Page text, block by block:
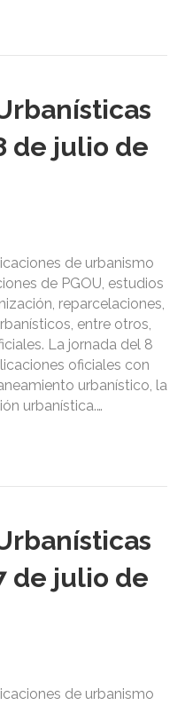
de julio de
de urbanismo
de PGOU, estudios
reparcelaciones,
entre otros,
La jornada del 8
oficiales con
urbanístico, la
urbanística.…
de julio de
de urbanismo